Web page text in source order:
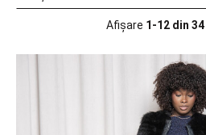
Afișare 1-12 din 34